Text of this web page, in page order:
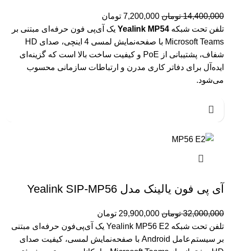
14,400,000 تومان 7,200,000 تومان
تلفن تحت شبکه Yealink MP54 یک آی‌پی فون حرفه‌ای مبتنی بر
Microsoft Teams با صفحه‌نمایش لمسی 4 اینچی، صدای HD
شفاف، پشتیبانی از PoE و کیفیت ساخت بالا است که گزینه‌ای
ایده‌آل برای دفاتر کاری مدرن و ارتباطات سازمانی محسوب
می‌شود.
آی پی فون یالینک مدل Yealink SIP-MP56
32,000,000 تومان 29,900,000 تومان
تلفن تحت شبکه Yealink MP56 E2 یک آی‌پی‌فون حرفه‌ای مبتنی
بر سیستم‌عامل Android با صفحه‌نمایش لمسی، کیفیت صدای